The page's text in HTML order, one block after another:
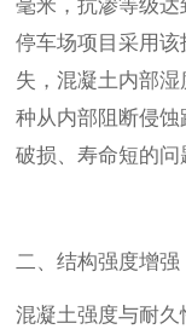
毫米，抗渗等级达
停车场项目采用
失，混凝土内部
种从内部阻断侵
破损、寿命短的问
二、结构强度增
混凝土强度与耐